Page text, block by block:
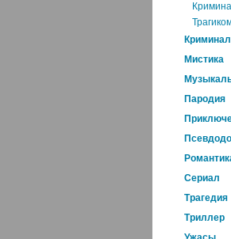
Криминал
Мистика
Пародия
Cериал
Трагедия
Триллер